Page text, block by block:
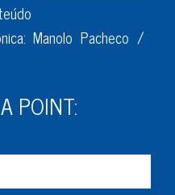
Manolo Pacheco /
POINT: